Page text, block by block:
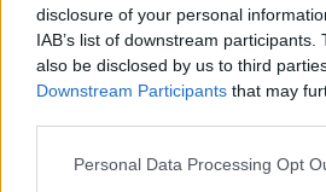
disclosure of your personal
IAB’s list of downstream
also be disclosed by us to third
Downstream Participants that may
Please note that this website/app
Personal Data Processing Opt
Név
E-mail cím
Feliratkozom a hírlevélre és